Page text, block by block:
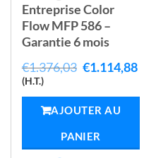
Entreprise Color
Flow MFP 586 –
Garantie 6 mois
€1.376,03 Le
était :
€1.376,03.
€1.114,88Le
(H.T.)
AJOUTER AU
PANIER